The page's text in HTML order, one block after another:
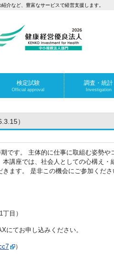
介など、豊富なサービスで経営支援します。
検定試験
Official approval
調査・統計
Investigation
）
です。 主体的に仕事に取組む姿勢や
講座では、社会人としての心構え・
ます。 是非この機会にご参加くだ
目）
にてお申し込みください。
）